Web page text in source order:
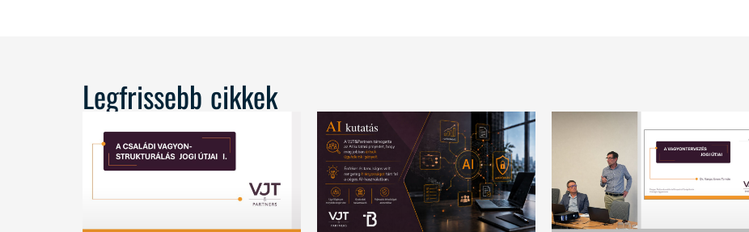
Legfrissebb cikkek